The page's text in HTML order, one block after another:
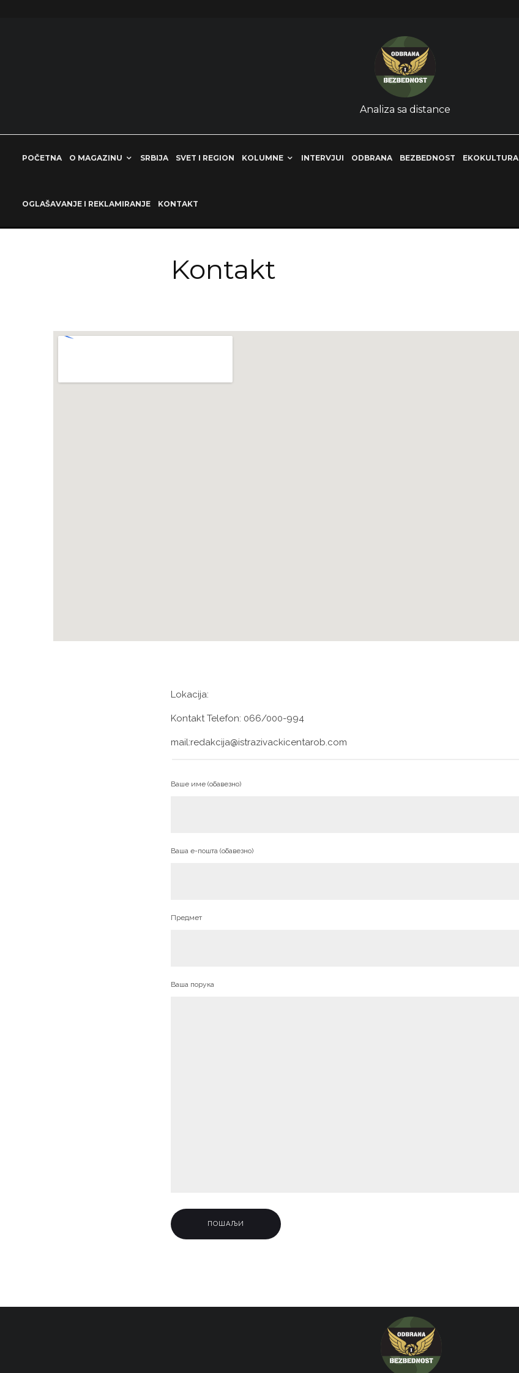
Analiza sa distance
POČETNA O MAGAZINU SRBIJA SVET I REGION KOLUMNE INTERVJUI ODBRANA BEZBEDNOST EKOKULTURA
OGLAŠAVANJE I REKLAMIRANJE KONTAKT
Kontakt
Lokacija:
Kontakt Telefon: 066/000-994
mail:redakcija@istrazivackicentarob.com
Ваше име (обавезно)
Ваша е-пошта (обавезно)
Предмет
Ваша порука